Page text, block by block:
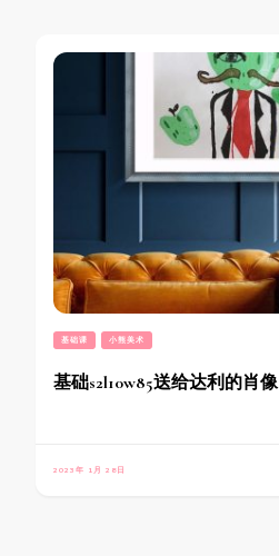
基础课 小熊美术
基础s2l10w85送给达利的肖像
2023年 1月 28日